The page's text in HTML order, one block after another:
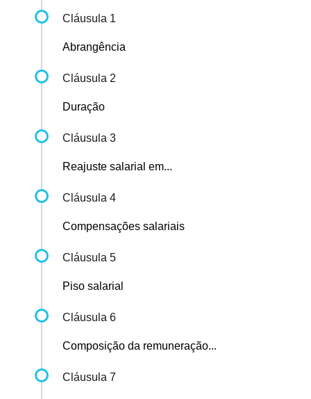
Cláusula 1
Abrangência
Cláusula 2
Duração
Cláusula 3
Reajuste salarial em...
Cláusula 4
Compensações salariais
Cláusula 5
Piso salarial
Cláusula 6
Composição da remuneração...
Cláusula 7